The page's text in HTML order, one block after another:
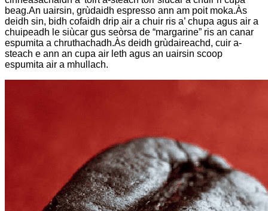
beag.An uairsin, grùdaidh espresso ann am poit moka.Às
deidh sin, bidh cofaidh drip air a chuir ris a’ chupa agus air a
chuipeadh le siùcar gus seòrsa de “margarine” ris an canar
espumita a chruthachadh.Às deidh grùdaireachd, cuir a-
steach e ann an cupa air leth agus an uairsin scoop
espumita air a mhullach.